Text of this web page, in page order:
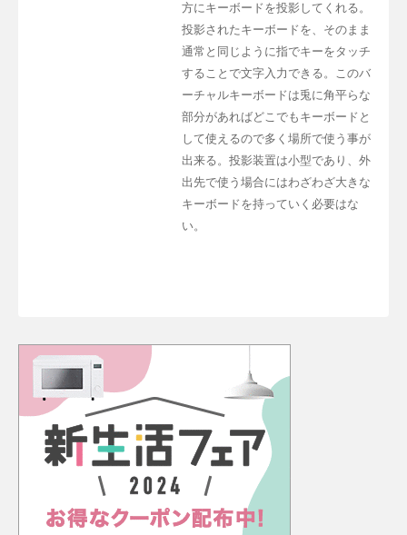
方にキーボードを投影してくれる。
投影されたキーボードを、そのまま
通常と同じように指でキーをタッチ
することで文字入力できる。このバ
ーチャルキーボードは兎に角平らな
部分があればどこでもキーボードと
して使えるので多く場所で使う事が
出来る。投影装置は小型であり、外
出先で使う場合にはわざわざ大きな
キーボードを持っていく必要はな
い。